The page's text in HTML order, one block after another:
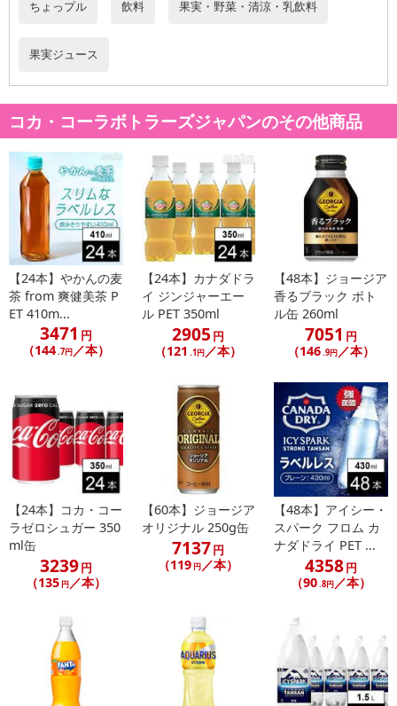
※dショッピングサンプル百貨店よりお届けする商品は、ご利用いた
だいた後のご感想をいただくことを目的としており、転売等は固く
禁じます。
転売等、目的以外での利用が確認された場合は、サービス利用を停
止させていただきます。
【配送伝票番号について】
※こちらの商品については商品の発送完了後、
配送伝票番号がマイページに表示されない場合もございます。予
めご了承ください。
発送日カレンダー
■ その他共通および商品カテゴリー別注意事項（※必ずご確認くだ
さい）
での情報となります。
ちょっプル 飲料 果実・野菜・清涼・乳飲料
果実ジュース
コカ・コーラボトラーズジャパンのその他商品
【24本】やかんの麦
茶 from 爽健美茶 P
ET 410m...
3471 円
（144.7円／本）
【24本】カナダドラ
イ ジンジャーエー
ル PET 350ml
2905 円
（121 .1円／本）
【48本】ジョージア
香るブラック ボト
ル缶 260ml
7051 円
（146.9円／本）
【24本】コカ・コー
ラゼロシュガー 350
ml缶
3239円
（135 円／本）
【60本】ジョージア
オリジナル 250g缶
7137円
（119 円／本）
【48本】アイシー・
スパーク フロム カ
ナダドライ PET ...
4358円
（90.8円／本）